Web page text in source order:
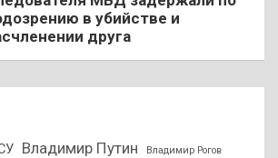
в убийстве и
друга
Владимир Путин Владимир Рогов